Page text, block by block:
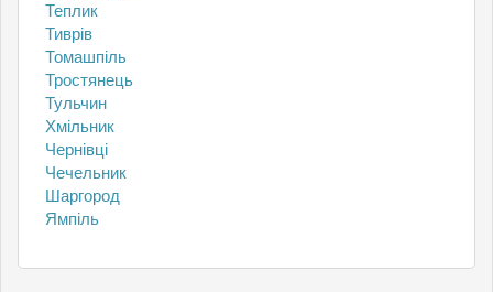
Теплик
Тиврів
Томашпіль
Тростянець
Тульчин
Хмільник
Чернівці
Чечельник
Шаргород
Ямпіль